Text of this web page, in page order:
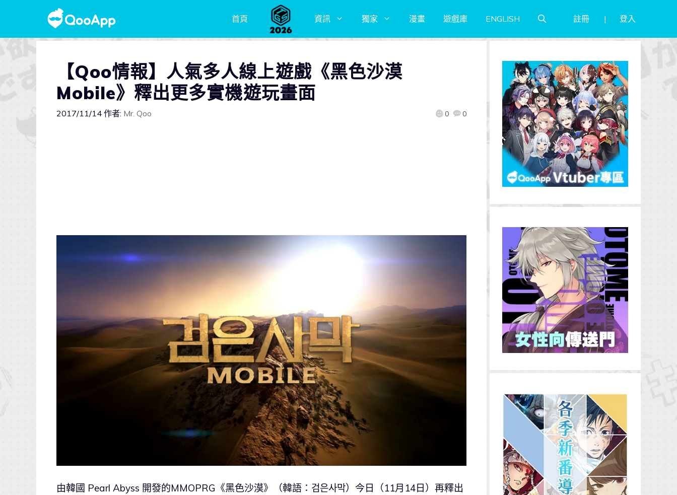
首頁 資訊 獨家 漫畫 遊戲庫 ENGLISH 註冊 登入
【Qoo情報】人氣多人線上遊戲《黑色沙漠
Mobile》釋出更多實機遊玩畫面
2017/11/14 作者: Mr. Qoo 0 0
由韓國 Pearl Abyss 開發的MMOPRG《黑色沙漠》（韓語：검은사막）今日（11月14日）再釋出